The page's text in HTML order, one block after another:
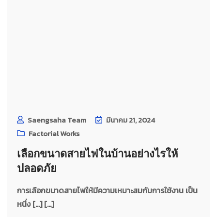
Saengsaha Team
มีนาคม 21, 2024
Factorial Works
เลือกขนาดสายไฟในบ้านอย่างไรให้
ปลอดภัย
การเลือกขนาดสายไฟให้มีความเหมาะสมกับการใช้งาน เป็น
หนึ่ง […] [...]